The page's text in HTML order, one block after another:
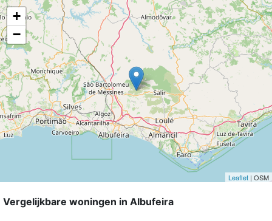
+
−
Leaflet | OSM
Vergelijkbare woningen in Albufeira